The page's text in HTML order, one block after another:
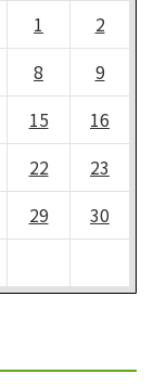
1
2
8
9
15
16
22
23
29
30